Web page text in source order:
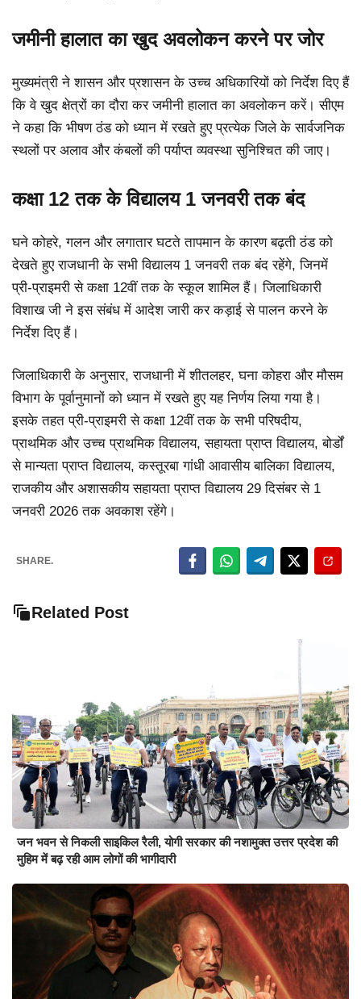
जमीनी हालात का खुद अवलोकन करने पर जोर
मुख्यमंत्री ने शासन और प्रशासन के उच्च अधिकारियों को निर्देश दिए हैं
कि वे खुद क्षेत्रों का दौरा कर जमीनी हालात का अवलोकन करें। सीएम
ने कहा कि भीषण ठंड को ध्यान में रखते हुए प्रत्येक जिले के सार्वजनिक
स्थलों पर अलाव और कंबलों की पर्याप्त व्यवस्था सुनिश्चित की जाए।
कक्षा 12 तक के विद्यालय 1 जनवरी तक बंद
घने कोहरे, गलन और लगातार घटते तापमान के कारण बढ़ती ठंड को
देखते हुए राजधानी के सभी विद्यालय 1 जनवरी तक बंद रहेंगे, जिनमें
प्री-प्राइमरी से कक्षा 12वीं तक के स्कूल शामिल हैं। जिलाधिकारी
विशाख जी ने इस संबंध में आदेश जारी कर कड़ाई से पालन करने के
निर्देश दिए हैं।
जिलाधिकारी के अनुसार, राजधानी में शीतलहर, घना कोहरा और मौसम
विभाग के पूर्वानुमानों को ध्यान में रखते हुए यह निर्णय लिया गया है।
इसके तहत प्री-प्राइमरी से कक्षा 12वीं तक के सभी परिषदीय,
प्राथमिक और उच्च प्राथमिक विद्यालय, सहायता प्राप्त विद्यालय, बोर्डों
से मान्यता प्राप्त विद्यालय, कस्तूरबा गांधी आवासीय बालिका विद्यालय,
राजकीय और अशासकीय सहायता प्राप्त विद्यालय 29 दिसंबर से 1
जनवरी 2026 तक अवकाश रहेंगे।
SHARE.
Related Post
जन भवन से निकली साइकिल रैली, योगी सरकार की नशामुक्त उत्तर प्रदेश की
मुहिम में बढ़ रही आम लोगों की भागीदारी